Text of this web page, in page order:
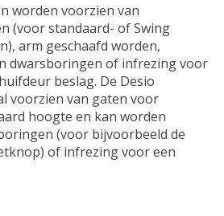
worden voorzien van
(voor standaard- of Swing
arm geschaafd worden,
dwarsboringen of infrezing voor
beslag. De Desio
voorzien van gaten voor
hoogte en kan worden
(voor bijvoorbeeld de
of infrezing voor een